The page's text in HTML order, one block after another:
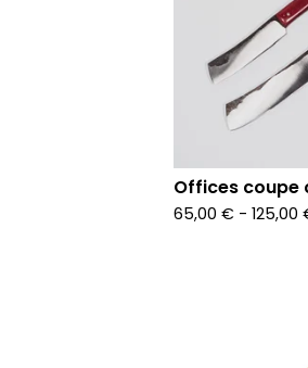
Offices coupe
65,00 € - 125,00